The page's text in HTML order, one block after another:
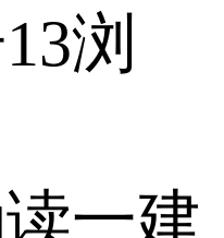
浏
一建